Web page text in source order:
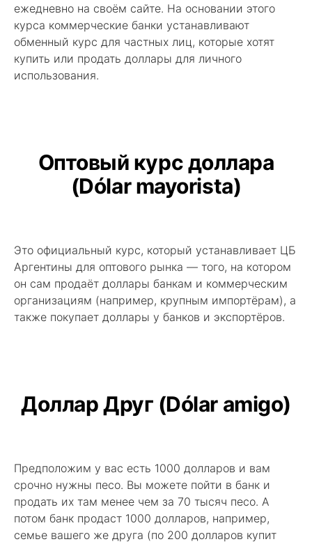
ежедневно на своём сайте. На основании этого
курса коммерческие банки устанавливают
обменный курс для частных лиц, которые хотят
купить или продать доллары для личного
использования.
Оптовый курс доллара
(Dólar mayorista)
Это официальный курс, который устанавливает ЦБ
Аргентины для оптового рынка — того, на котором
он сам продаёт доллары банкам и коммерческим
организациям (например, крупным импортёрам), а
также покупает доллары у банков и экспортёров.
Доллар Друг (Dólar amigo)
Предположим у вас есть 1000 долларов и вам
срочно нужны песо. Вы можете пойти в банк и
продать их там менее чем за 70 тысяч песо. А
потом банк продаст 1000 долларов, например,
семье вашего же друга (по 200 долларов купит